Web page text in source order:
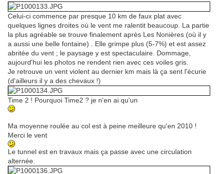
Celui-ci commence par presque 10 km de faux plat avec
quelques lignes droites où le vent me ralentit beaucoup. La partie
la plus agréable se trouve finalement après Les Nonières (où il y
a aussi une belle fontaine) . Elle grimpe plus (5-7%) et est assez
abritée du vent ; le paysage y est spectaculaire. Dommage,
aujourd'hui les photos ne rendent rien avec ces voiles gris.
Je retrouve un vent violent au dernier km mais là ça sent l'écurie
(d'ailleurs il y a des chevaux !)
Time 2 ! Pourquoi Time2 ? je n'en ai qu'un
Ma moyenne roulée au col est à peine meilleure qu'en 2010 !
Merci le vent
Le tunnel est en travaux mais ça passe avec une circulation
alternée.